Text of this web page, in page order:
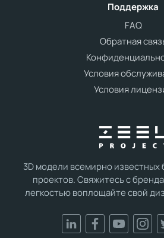
3D модели всемирно известных
проектов. Свяжитесь с
легкостью воплощайте свой
Поддержка
FAQ
Обратная
Условия
Условия